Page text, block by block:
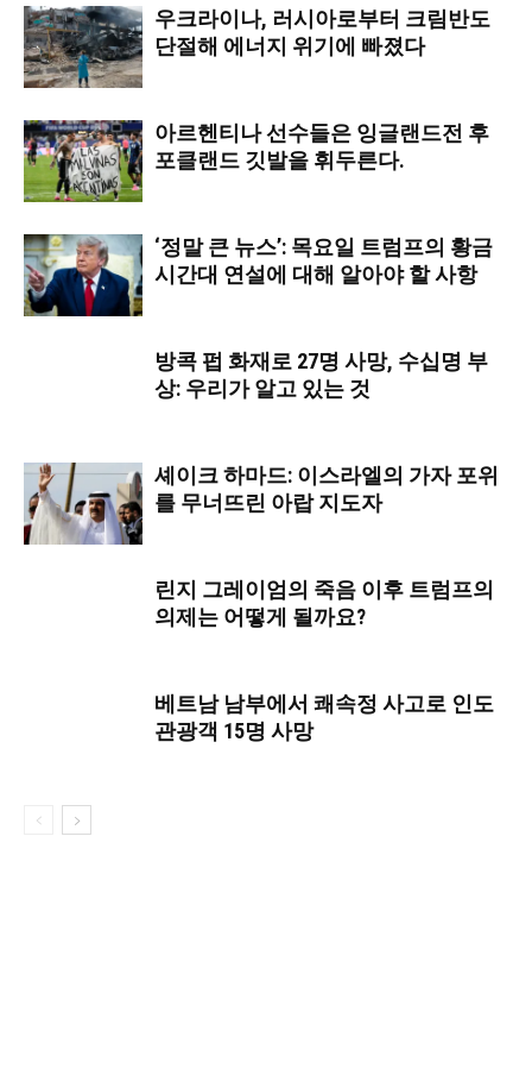
우크라이나, 러시아로부터 크림반도
단절해 에너지 위기에 빠졌다
아르헨티나 선수들은 잉글랜드전 후
포클랜드 깃발을 휘두른다.
‘정말 큰 뉴스’: 목요일 트럼프의 황금
시간대 연설에 대해 알아야 할 사항
방콕 펍 화재로 27명 사망, 수십명 부
상: 우리가 알고 있는 것
셰이크 하마드: 이스라엘의 가자 포위
를 무너뜨린 아랍 지도자
린지 그레이엄의 죽음 이후 트럼프의
의제는 어떻게 될까요?
베트남 남부에서 쾌속정 사고로 인도
관광객 15명 사망